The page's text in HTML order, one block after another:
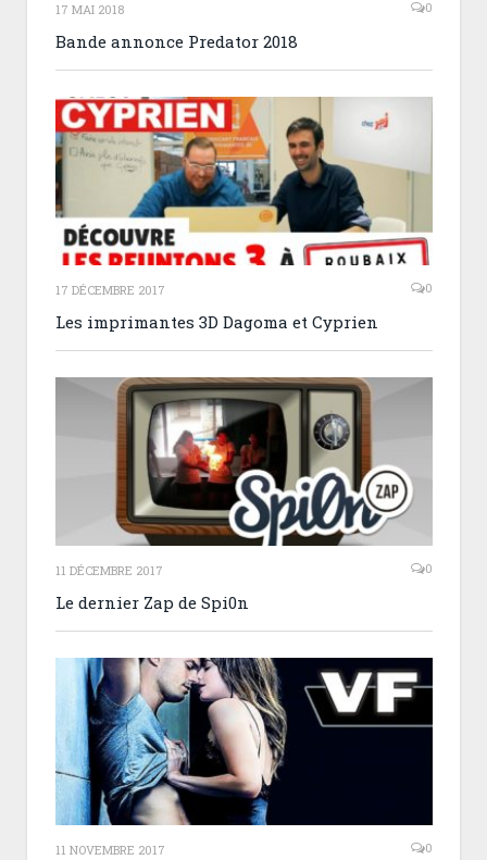
17 MAI 2018 0
Bande annonce Predator 2018
17 DÉCEMBRE 2017 0
Les imprimantes 3D Dagoma et Cyprien
11 DÉCEMBRE 2017 0
Le dernier Zap de Spi0n
11 NOVEMBRE 2017 0